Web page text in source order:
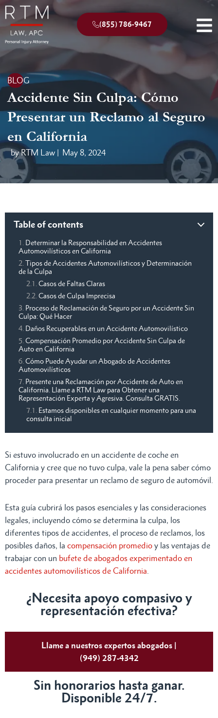
(855) 786-9467
BLOG
Accidente Sin Culpa: Cómo
Presentar un Reclamo al Seguro
en California
by RTM Law | May 8, 2024
Table of contents
Determinar la Responsabilidad en Accidentes
Automovilísticos en California
Tipos de Accidentes Automovilísticos y Determinación
de la Culpa
Casos de Faltas Claras
Casos de Culpa Imprecisa
Proceso de Reclamación de Seguro por un Accidente Sin
Culpa: Qué Hacer
Daños Recuperables en un Accidente Automovilístico
Compensación Promedio por Accidente Sin Culpa de
Auto en California
Cómo Puede Ayudar un Abogado de Accidentes
Automovilísticos
Presente una Reclamación por Accidente de Auto en
California. Llame a RTM Law para Obtener una
Representación Experta y Agresiva. Consulta GRATIS.
Estamos disponibles en cualquier momento para una
consulta inicial
Si estuvo involucrado en un accidente de coche en
California y cree que no tuvo culpa, vale la pena saber cómo
proceder para presentar un reclamo de seguro de automóvil.
Esta guía cubrirá los pasos esenciales y las consideraciones
legales, incluyendo cómo se determina la culpa, los
diferentes tipos de accidentes, el proceso de reclamos, los
posibles daños, la compensación promedio y las ventajas de
trabajar con un bufete de abogados experimentado en
accidentes automovilísticos de California.
¿Necesita apoyo compasivo y
representación efectiva?
Llame a nuestros expertos abogados |
(949) 287-4342
Sin honorarios hasta ganar.
Disponible 24/7.